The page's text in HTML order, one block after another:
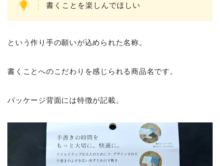
書くことを楽しんでほしい
という作り手の願いが込められた名称。
書くことへのこだわりを感じられる商品名です。
パッケージ背面には特徴が記載。